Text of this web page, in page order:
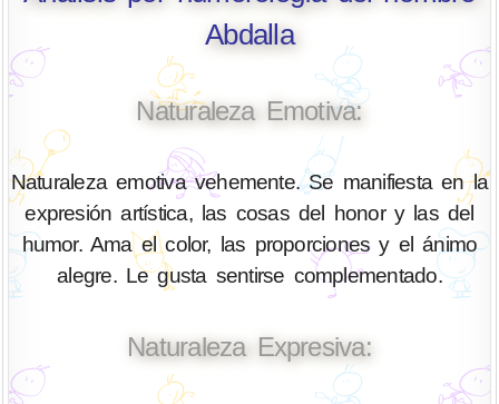
Abdalla
Naturaleza Emotiva:
Naturaleza emotiva vehemente. Se manifiesta en la
expresión artística, las cosas del honor y las del
humor. Ama el color, las proporciones y el ánimo
alegre. Le gusta sentirse complementado.
Naturaleza Expresiva: